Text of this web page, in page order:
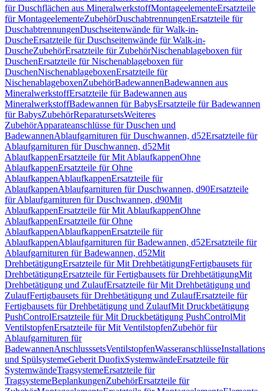
für Duschflächen aus MineralwerkstoffMontageelementeErsatzteile
für MontageelementeZubehörDuschabtrennungenErsatzteile für
DuschabtrennungenDuschseitenwände für Walk-in-
DuscheErsatzteile für Duschseitenwände für Walk-in-
DuscheZubehörErsatzteile für ZubehörNischenablageboxen für
DuschenErsatzteile für Nischenablageboxen für
DuschenNischenablageboxenErsatzteile für
NischenablageboxenZubehörBadewannenBadewannen aus
MineralwerkstoffErsatzteile für Badewannen aus
MineralwerkstoffBadewannen für BabysErsatzteile für Badewannen
für BabysZubehörReparatursetsWeiteres
ZubehörApparateanschlüsse für Duschen und
BadewannenAblaufgarnituren für Duschwannen, d52Ersatzteile für
Ablaufgarnituren für Duschwannen, d52Mit
AblaufkappenErsatzteile für Mit AblaufkappenOhne
AblaufkappenErsatzteile für Ohne
AblaufkappenAblaufkappenErsatzteile für
AblaufkappenAblaufgarnituren für Duschwannen, d90Ersatzteile
für Ablaufgarnituren für Duschwannen, d90Mit
AblaufkappenErsatzteile für Mit AblaufkappenOhne
AblaufkappenErsatzteile für Ohne
AblaufkappenAblaufkappenErsatzteile für
AblaufkappenAblaufgarnituren für Badewannen, d52Ersatzteile für
Ablaufgarnituren für Badewannen, d52Mit
DrehbetätigungErsatzteile für Mit DrehbetätigungFertigbausets für
DrehbetätigungErsatzteile für Fertigbausets für DrehbetätigungMit
Drehbetätigung und ZulaufErsatzteile für Mit Drehbetätigung und
ZulaufFertigbausets für Drehbetätigung und ZulaufErsatzteile für
Fertigbausets für Drehbetätigung und ZulaufMit Druckbetätigung
PushControlErsatzteile für Mit Druckbetätigung PushControlMit
VentilstopfenErsatzteile für Mit VentilstopfenZubehör für
Ablaufgarnituren für
BadewannenAnschlusssetsVentilstopfenWasseranschlüsse
und SpülsystemeGeberit DuofixSystemwändeErsatzteile für
SystemwändeTragsystemeErsatzteile für
TragsystemeBeplankungenZubehörErsatzteile für